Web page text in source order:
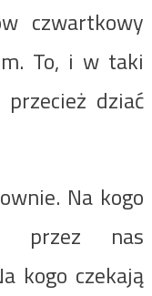
czwartkowy
To, i w taki
dziać
Na kogo
przez nas
kogo czekają